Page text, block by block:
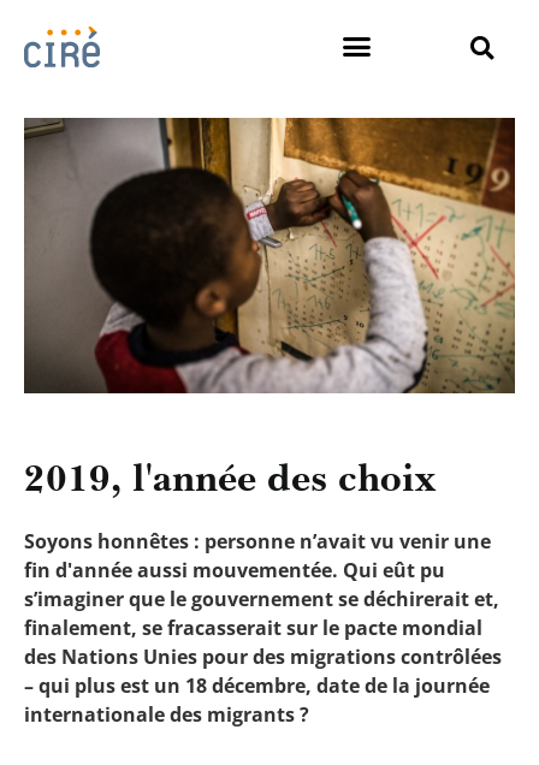
2019, l'année des choix
Soyons honnêtes : personne n’avait vu venir une
fin d'année aussi mouvementée. Qui eût pu
s’imaginer que le gouvernement se déchirerait et,
finalement, se fracasserait sur le pacte mondial
des Nations Unies pour des migrations contrôlées
– qui plus est un 18 décembre, date de la journée
internationale des migrants ?